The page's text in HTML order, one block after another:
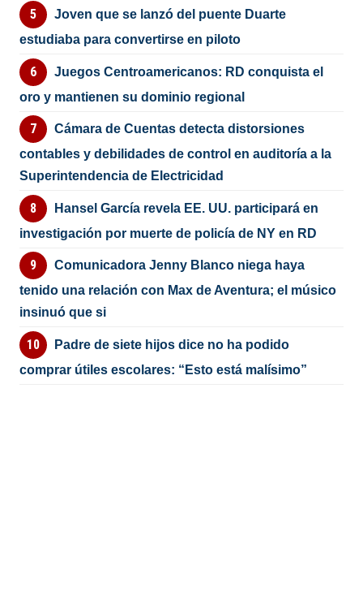
Joven que se lanzó del puente Duarte
estudiaba para convertirse en piloto
Juegos Centroamericanos: RD conquista el
oro y mantienen su dominio regional
Cámara de Cuentas detecta distorsiones
contables y debilidades de control en auditoría a la
Superintendencia de Electricidad
Hansel García revela EE. UU. participará en
investigación por muerte de policía de NY en RD
Comunicadora Jenny Blanco niega haya
tenido una relación con Max de Aventura; el músico
insinuó que si
Padre de siete hijos dice no ha podido
comprar útiles escolares: “Esto está malísimo”